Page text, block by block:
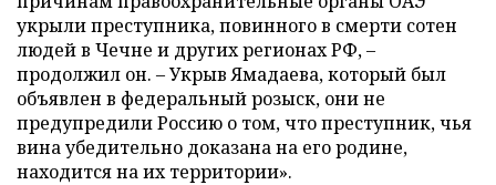
укрыли преступника, повинного в смерти сотен
людей в Чечне и других регионах РФ, –
продолжил он. – Укрыв Ямадаева, который был
объявлен в федеральный розыск, они не
предупредили Россию о том, что преступник, чья
вина убедительно доказана на его родине,
находится на их территории».